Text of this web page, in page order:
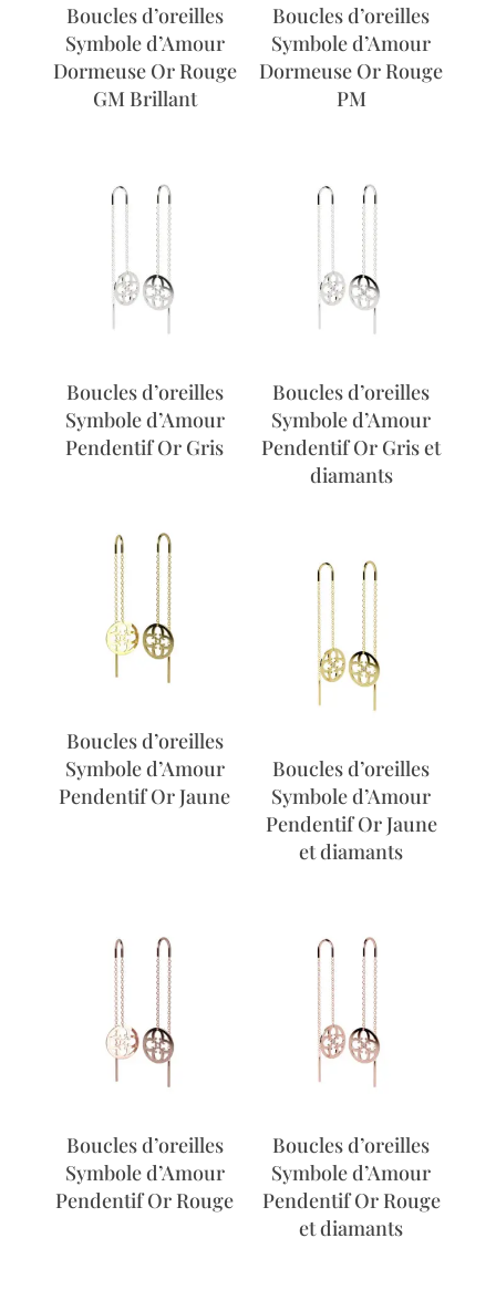
Boucles d’oreilles
Symbole d’Amour
Dormeuse Or Rouge
GM Brillant
Boucles d’oreilles
Symbole d’Amour
Dormeuse Or Rouge
PM
Boucles d’oreilles
Symbole d’Amour
Pendentif Or Gris
Boucles d’oreilles
Symbole d’Amour
Pendentif Or Gris et
diamants
Boucles d’oreilles
Symbole d’Amour
Pendentif Or Jaune
Boucles d’oreilles
Symbole d’Amour
Pendentif Or Jaune
et diamants
Boucles d’oreilles
Symbole d’Amour
Pendentif Or Rouge
Boucles d’oreilles
Symbole d’Amour
Pendentif Or Rouge
et diamants